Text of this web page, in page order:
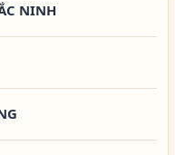
NINH